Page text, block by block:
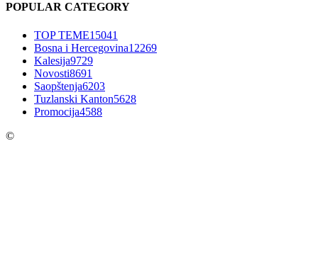
POPULAR CATEGORY
TOP TEME15041
Bosna i Hercegovina12269
Kalesija9729
Novosti8691
Saopštenja6203
Tuzlanski Kanton5628
Promocija4588
©